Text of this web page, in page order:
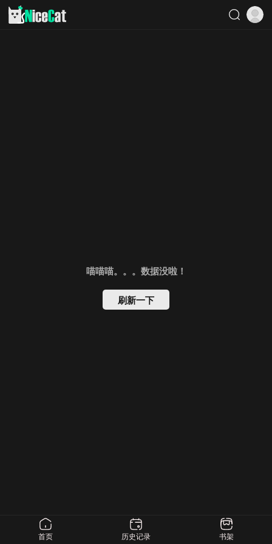
喵喵喵。。。数据没啦！
刷新一下
首页 历史记录 书架